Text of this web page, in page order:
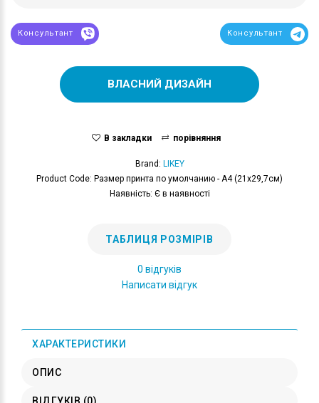
Консультант Консультант
ВЛАСНИЙ ДИЗАЙН
В закладки порівняння
Brand: LIKEY
Product Code: Размер принта по умолчанию - А4 (21x29,7см)
Наявність: Є в наявності
ТАБЛИЦЯ РОЗМІРІВ
0 відгуків
Написати відгук
ХАРАКТЕРИСТИКИ
ОПИС
ВІДГУКІВ (0)